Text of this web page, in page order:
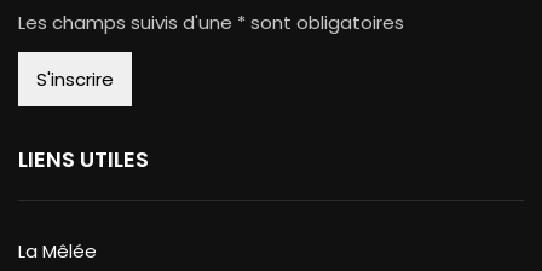
Les champs suivis d'une * sont obligatoires
LIENS UTILES
La Mêlée